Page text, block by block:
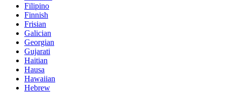
Filipino
Finnish
Frisian
Galician
Georgian
Gujarati
Haitian
Hausa
Hawaiian
Hebrew